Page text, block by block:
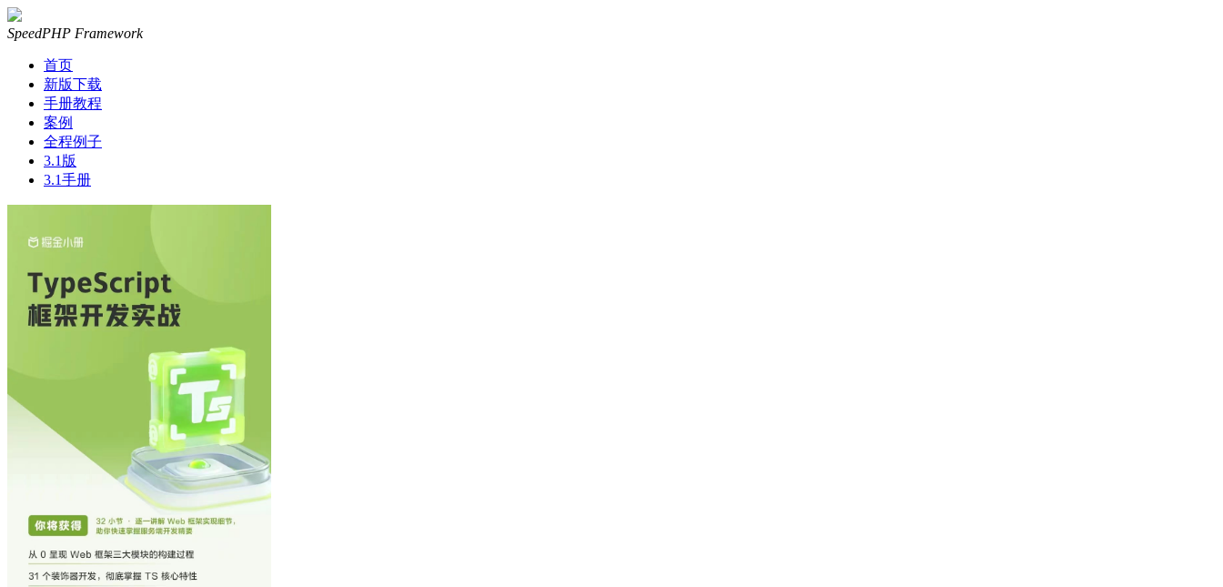
SpeedPHP Framework
首页
新版下载
手册教程
案例
全程例子
3.1版
3.1手册